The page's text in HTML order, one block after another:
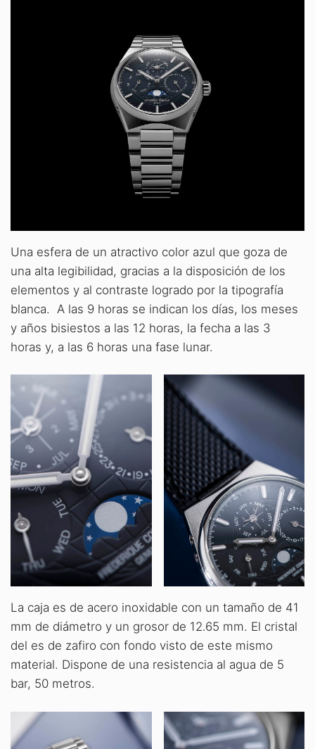
Una esfera de un atractivo color azul que goza de
una alta legibilidad, gracias a la disposición de los
elementos y al contraste logrado por la tipografía
blanca. A las 9 horas se indican los días, los meses
y años bisiestos a las 12 horas, la fecha a las 3
horas y, a las 6 horas una fase lunar.
La caja es de acero inoxidable con un tamaño de 41
mm de diámetro y un grosor de 12.65 mm. El cristal
del es de zafiro con fondo visto de este mismo
material. Dispone de una resistencia al agua de 5
bar, 50 metros.